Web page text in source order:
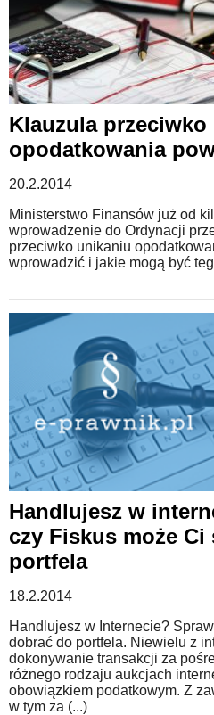
Klauzula
opodatkowania
20.2.2014
Ministerstwo Finansów już od
wprowadzenie do Ordynacji
przeciwko unikaniu
wprowadzić i jakie mogą być
Handlujesz w
czy Fiskus może
portfela
18.2.2014
Handlujesz w Internecie?
dobrać do portfela. Niewielu z
dokonywanie transakcji za
różnego rodzaju aukcjach
obowiązkiem podatkowym. Z
w tym za (...)